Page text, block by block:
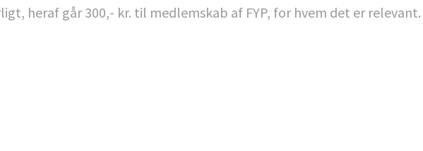
heraf går 300,- kr. til medlemskab af FYP, for hvem det er